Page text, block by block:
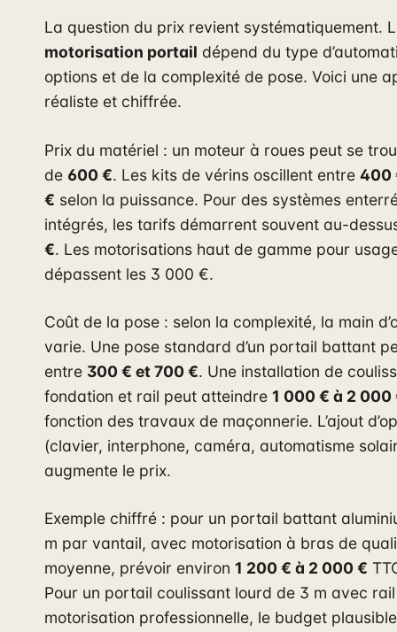
La question du prix revient systématiquement.
motorisation portail dépend du type
options et de la complexité de pose. Voici une
réaliste et chiffrée.
Prix du matériel : un moteur à roues peut se
de 600 €. Les kits de vérins oscillent entre 400
€ selon la puissance. Pour des systèmes
intégrés, les tarifs démarrent souvent au-
€. Les motorisations haut de gamme pour
dépassent les 3 000 €.
Coût de la pose : selon la complexité, la main
varie. Une pose standard d’un portail battant
entre 300 € et 700 €. Une installation de
fondation et rail peut atteindre 1 000 € à 2 000
fonction des travaux de maçonnerie. L’ajout
(clavier, interphone, caméra, automatisme
augmente le prix.
Exemple chiffré : pour un portail battant
m par vantail, avec motorisation à bras de
moyenne, prévoir environ 1 200 € à 2 000 €
Pour un portail coulissant lourd de 3 m avec
motorisation professionnelle, le budget